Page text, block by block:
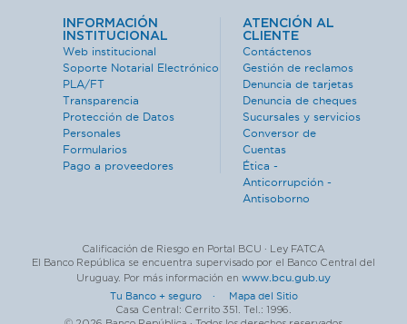
INFORMACIÓN
INSTITUCIONAL
Web institucional
Soporte Notarial Electrónico
PLA/FT
Transparencia
Protección de Datos
Personales
Formularios
Pago a proveedores
ATENCIÓN AL
CLIENTE
Contáctenos
Gestión de reclamos
Denuncia de tarjetas
Denuncia de cheques
Sucursales y servicios
Conversor de
Cuentas
Ética -
Anticorrupción -
Antisoborno
Calificación de Riesgo en Portal BCU · Ley FATCA
El Banco República se encuentra supervisado por el Banco Central del
Uruguay. Por más información en www.bcu.gub.uy
Tu Banco + seguro · Mapa del Sitio
Casa Central: Cerrito 351. Tel.: 1996.